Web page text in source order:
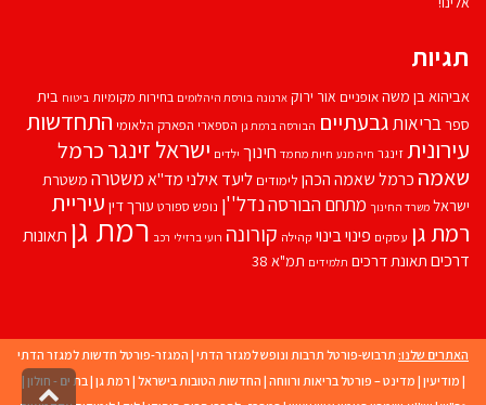
תגיות
אביהוא בן משהאופניים אור ירוק ארנונה בורסת היהלומים בחירות מקומיות ביטוח בית
ספרבריאותגבעתיים הבורסה ברמת גן הספארי הפארק הלאומי התחדשות
עירוניתזינגר חיה מנע חיות מחמד חינוך ילדים ישראל זינגרכרמל
שאמה כרמל שאמה הכהן לימודים ליעד אילנימד''אמשטרה משטרת
ישראל משרד החינוך מתחם הבורסהנדל''ן נופש ספורט עורך דין עיריית
רמת גן עסקים פינוי בינוי קהילה קורונה רועי ברזילי רכב רמת גן תאונות
דרכים תאונת דרכים תלמידים תמ"א 38
האתרים שלנו: תרבוש-פורטל תרבות ונופש למגזר הדתי | המגזר-פורטל חדשות למגזר הדתי
| מודיעין | מדינט – פורטל בריאות ורווחה | החדשות הטובות בישראל | רמת גן | בת ים - חולון |